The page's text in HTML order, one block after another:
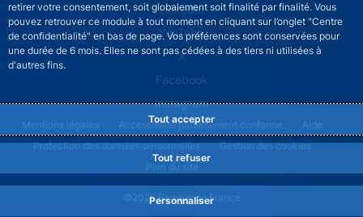
retirer votre consentement, soit globalement soit finalité par finalité. Vous
pouvez retrouver ce module à tout moment en cliquant sur l’onglet "Centre
de confidentialité" en bas de page. Vos préférences sont conservées pour
une durée de 6 mois. Elles ne sont pas cédées à des tiers ni utilisées à
d'autres fins.
Tout accepter
Tout refuser
Personnaliser
LinkedIn
YouTube
X
Facebook
Instagram
©2026 Banque de France
ACPR footer legal notice menu
Mentions légales Accessibilité partiellement conforme
Aide
Protection des données personnelles
Gestion des cookies
Plan du site